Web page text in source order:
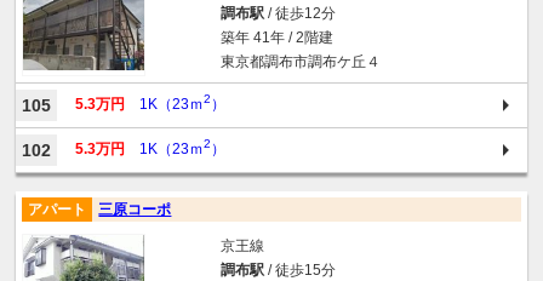
調布駅/ 徒歩12分
築年 41年 / 2階建
東京都調布市調布ケ丘４
105 5.3万円 1K（23ｍ2 ）
102 5.3万円 1K（23ｍ2 ）
アパート 三原コーポ
京王線
調布駅/ 徒歩15分